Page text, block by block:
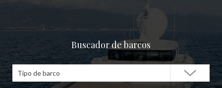
Buscador de barcos
Tipo de barco